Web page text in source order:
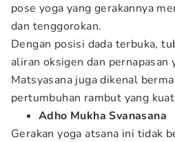
pose yoga yang gerakannya
dan tenggorokan.
Dengan posisi dada terbuka,
aliran oksigen dan pernapasan
Matsyasana juga dikenal
pertumbuhan rambut yang
Adho Mukha Svanasana
Gerakan yoga atsana ini tidak